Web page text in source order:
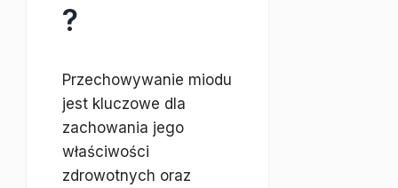
?
Przechowywanie miodu
jest kluczowe dla
zachowania jego
właściwości
zdrowotnych oraz